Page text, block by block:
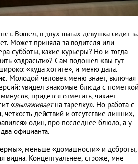
нет. Вошел, в двух шагах девушка сидит за
Может приняла за водителя или
субботы, какие курьеры? Но и тогда
«здрасьти»? Сам подошел «вы тут
«куда хотите», и меню дала.
. Молодой человек меню знает, включая
увидел знакомые блюда с пометкой
придется отметить, чикает
«вылаживаетна тарелку». Но работа с
действий и отсутствие лишних,
один, про последнее блюдо, а у
официанта.
меньше «домашности» и доброты,
видна. Концептуальнее, строже, мне